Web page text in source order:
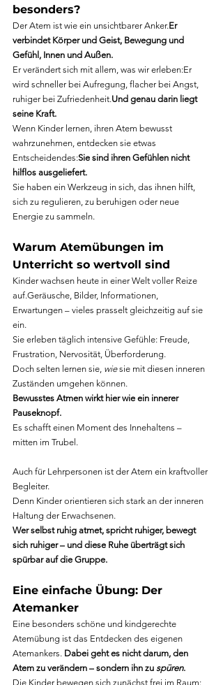
besonders?
Der Atem ist wie ein unsichtbarer Anker.Er
verbindet Körper und Geist, Bewegung und
Gefühl, Innen und Außen.
Er verändert sich mit allem, was wir erleben:Er
wird schneller bei Aufregung, flacher bei Angst,
ruhiger bei Zufriedenheit.Und genau darin liegt
seine Kraft.
Wenn Kinder lernen, ihren Atem bewusst
wahrzunehmen, entdecken sie etwas
Entscheidendes:Sie sind ihren Gefühlen nicht
hilflos ausgeliefert.
Sie haben ein Werkzeug in sich, das ihnen hilft,
sich zu regulieren, zu beruhigen oder neue
Energie zu sammeln.
Warum Atemübungen im
Unterricht so wertvoll sind
Kinder wachsen heute in einer Welt voller Reize
auf.Geräusche, Bilder, Informationen,
Erwartungen – vieles prasselt gleichzeitig auf sie
ein.
Sie erleben täglich intensive Gefühle: Freude,
Frustration, Nervosität, Überforderung.
Doch selten lernen sie, wie sie mit diesen inneren
Zuständen umgehen können.
Bewusstes Atmen wirkt hier wie ein innerer
Pauseknopf.
Es schafft einen Moment des Innehaltens –
mitten im Trubel.
Auch für Lehrpersonen ist der Atem ein kraftvoller
Begleiter.
Denn Kinder orientieren sich stark an der inneren
Haltung der Erwachsenen.
Wer selbst ruhig atmet, spricht ruhiger, bewegt
sich ruhiger – und diese Ruhe überträgt sich
spürbar auf die Gruppe.
Eine einfache Übung: Der
Atemanker
Eine besonders schöne und kindgerechte
Atemübung ist das Entdecken des eigenen
Atemankers. Dabei geht es nicht darum, den
Atem zu verändern – sondern ihn zu spüren.
Die Kinder bewegen sich zunächst frei im Raum: